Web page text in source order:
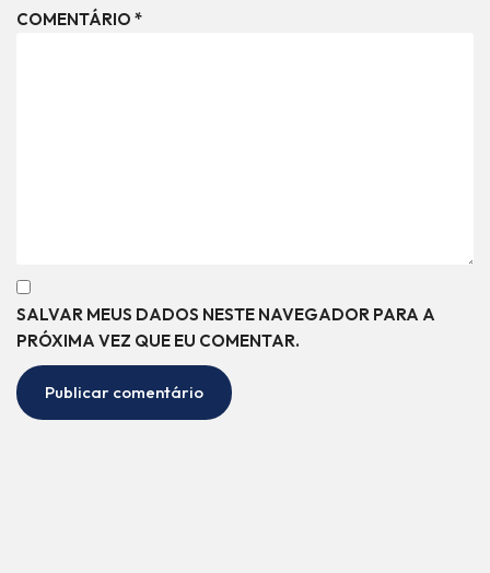
COMENTÁRIO *
SALVAR MEUS DADOS NESTE NAVEGADOR PARA A
PRÓXIMA VEZ QUE EU COMENTAR.